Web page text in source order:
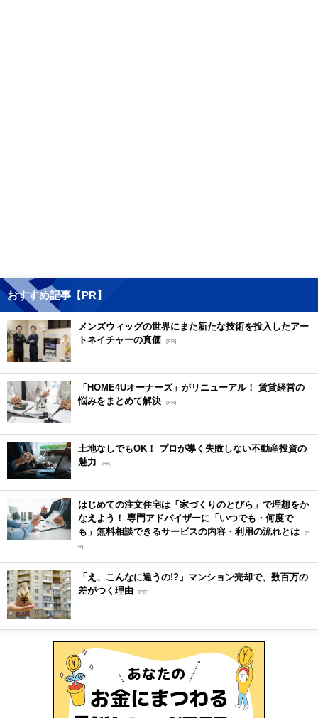
おすすめ記事【PR】
メンズウィッグの世界にまた新たな技術を投入したアー
トネイチャーの真価 [PR]
「HOME4Uオーナーズ」がリニューアル！ 賃貸経営の
悩みをまとめて解決 [PR]
土地なしでもOK！ プロが導く失敗しない不動産投資の
魅力
[PR]
はじめての注文住宅は「家づくりのとびら」で理想をか
なえよう！ 専門アドバイザーに「いつでも・何度で
も」無料相談できるサービスの内容・利用の流れとは [P
R]
「え、こんなに違うの!?」マンション売却で、数百万の
差がつく理由 [PR]